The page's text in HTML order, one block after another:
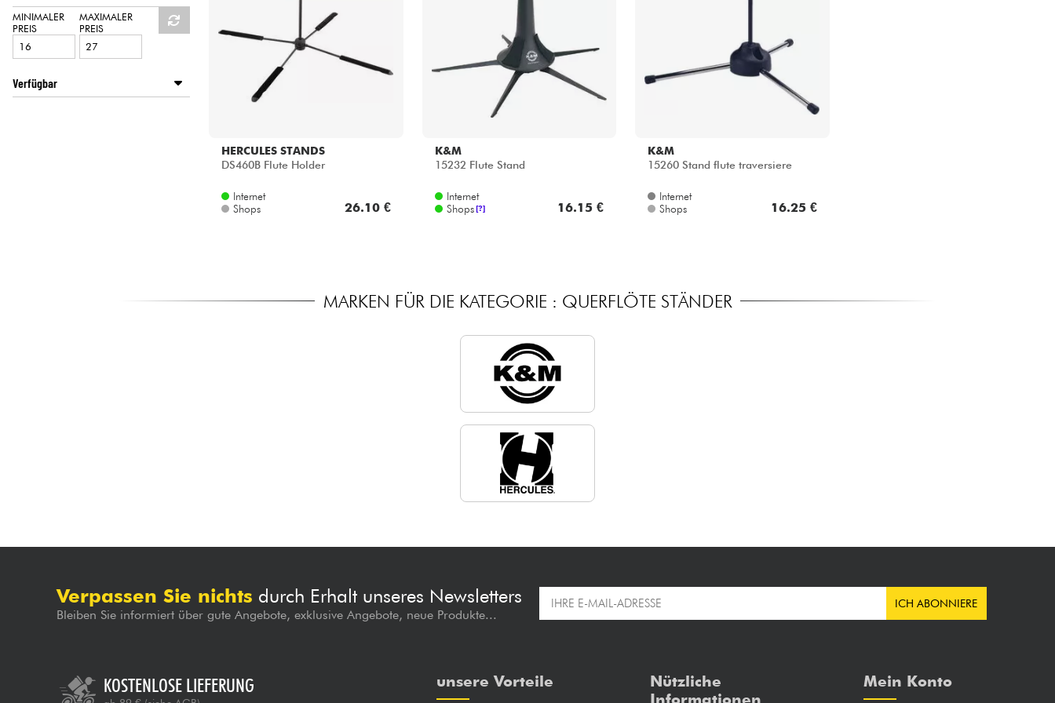
Sehen Sie sich unsere Marken an
MINIMALER
PREIS
MAXIMALER
PREIS
Verfügbar
HERCULES STANDS
DS460B Flute Holder
Internet
Shops
26.10 €
K&M
15232 Flute Stand
Internet
Shops [?] 16.15 €
K&M
15260 Stand flute traversiere
Internet
Shops
16.25 €
MARKEN FÜR DIE KATEGORIE : QUERFLÖTE STÄNDER
Verpassen Sie nichts durch Erhalt unseres Newsletters
Bleiben Sie informiert über gute Angebote, exklusive Angebote, neue Produkte...
ICH ABONNIERE
KOSTENLOSE LIEFERUNG unsere Vorteile
Nützliche
Mein Konto